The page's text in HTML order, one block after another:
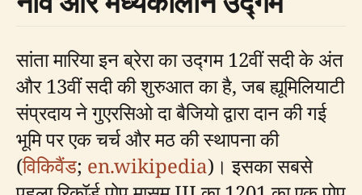
सांता मारिया इन ब्रेरा का उद्गम 12वीं सदी के अंत
और 13वीं सदी की शुरुआत का है, जब ह्यूमिलियाटी
संप्रदाय ने गुएरसिओ दा बैजियो द्वारा दान की गई
भूमि पर एक चर्च और मठ की स्थापना की
(विकिवैंड; en.wikipedia)। इसका सबसे